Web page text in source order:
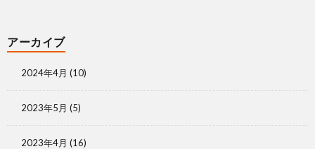
アーカイブ
2024年4月 (10)
2023年5月 (5)
2023年4月 (16)